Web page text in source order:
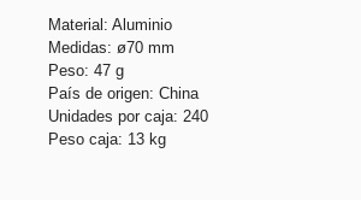
Material: Aluminio
Medidas: ø70 mm
Peso: 47 g
País de origen: China
Unidades por caja: 240
Peso caja: 13 kg